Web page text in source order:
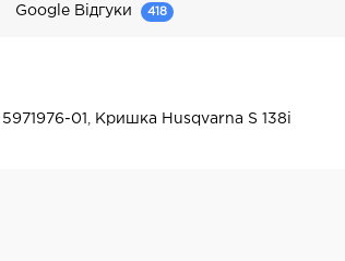
Google Відгуки 418
5971976-01 Кришка Husqvarna S 138i